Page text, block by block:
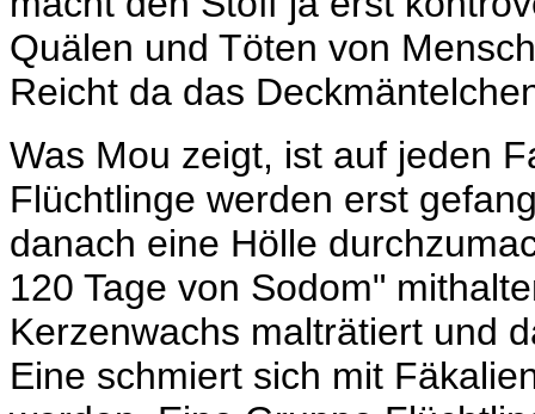
Quälen und Töten von
Reicht da das
Was Mou zeigt, ist auf jeden
Flüchtlinge werden erst
danach eine Hölle
120 Tage von Sodom"
Kerzenwachs malträtiert und
Eine schmiert sich mit